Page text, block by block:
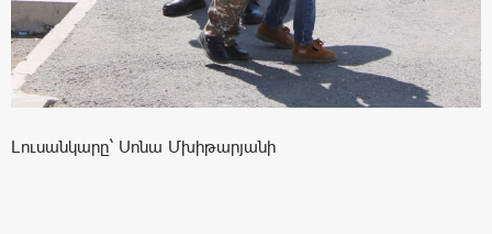
Լուսանկարը` Սոնա Մխիթարյանի